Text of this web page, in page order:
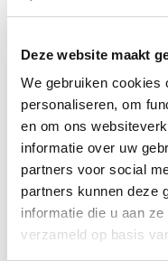
Deze website maakt
We gebruiken cookies
personaliseren, om
en om ons
informatie over uw
partners voor social
partners kunnen deze
informatie die u aan
verzameld op basis
C2 toch weer
Nieuwegein te mogen
In 2019 gingen we
kwamen in een
geregeld was. We
stond en de KNBB had